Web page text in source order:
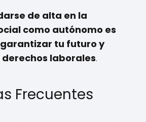
de alta en la
como autónomo es
tu futuro y
laborales.
Frecuentes